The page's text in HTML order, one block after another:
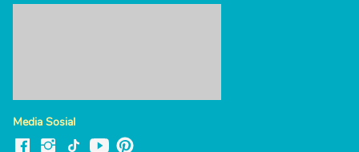
Media Sosial